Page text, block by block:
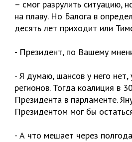
– смог разрулить
на плаву. Но Балога в
десять лет приходит или
- Президент, по Вашему
- Я думаю, шансов у него
регионов. Тогда коалиция в
Президента в парламенте.
Президентом мог бы
- А что мешает через